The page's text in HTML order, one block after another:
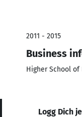
2011 - 2015
Business
Higher School of
Logg Dich